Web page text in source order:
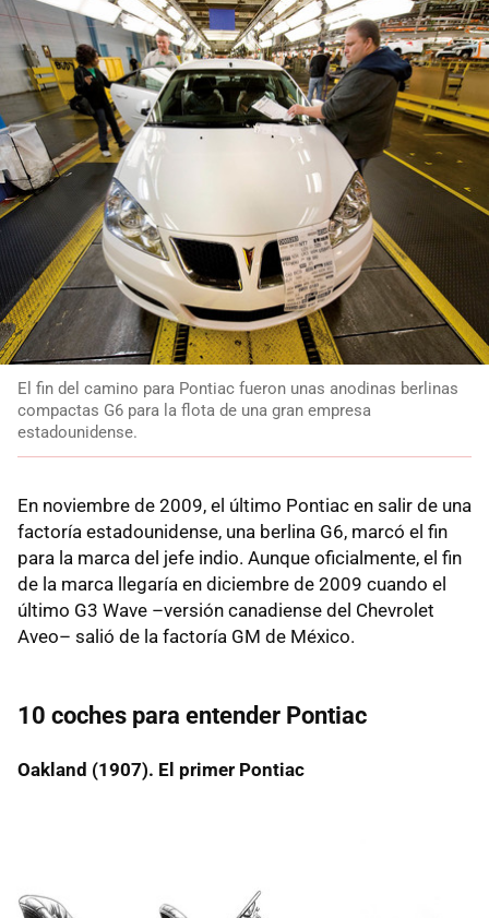
El fin del camino para Pontiac fueron unas anodinas berlinas
compactas G6 para la flota de una gran empresa
estadounidense.
En noviembre de 2009, el último Pontiac en salir de una
factoría estadounidense, una berlina G6, marcó el fin
para la marca del jefe indio. Aunque oficialmente, el fin
de la marca llegaría en diciembre de 2009 cuando el
último G3 Wave –versión canadiense del Chevrolet
Aveo– salió de la factoría GM de México.
10 coches para entender Pontiac
Oakland (1907). El primer Pontiac